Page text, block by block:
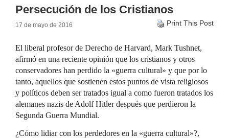
Persecución de los Cristianos
17 de mayo de 2016 Print This Post
El liberal profesor de Derecho de Harvard, Mark Tushnet,
afirmó en una reciente opinión que los cristianos y otros
conservadores han perdido la «guerra cultural» y que por lo
tanto, aquellos que sostienen estos puntos de vista religiosos
y políticos deben ser tratados igual a como fueron tratados los
alemanes nazis de Adolf Hitler después que perdieron la
Segunda Guerra Mundial.
¿Cómo lidiar con los perdedores en la «guerra cultural»?,